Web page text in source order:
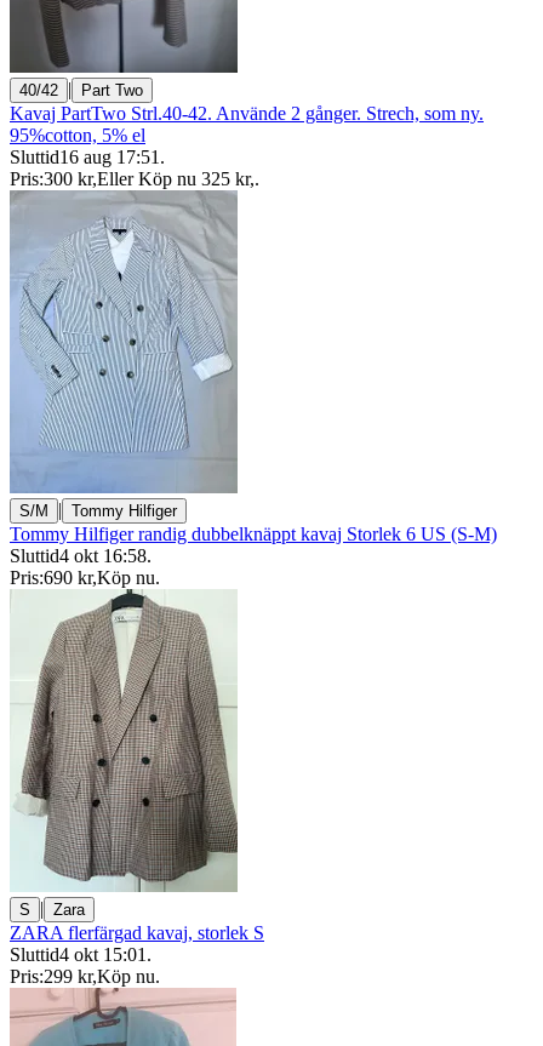
40/42 | Part Two
Kavaj PartTwo Strl.40-42. Använde 2 gånger. Strech, som ny.
95%cotton, 5% el
Sluttid16 aug 17:51 .
Pris:300 kr,Eller Köp nu 325 kr,.
S/M | Tommy Hilfiger
Tommy Hilfiger randig dubbelknäppt kavaj Storlek 6 US (S-M)
Sluttid4 okt 16:58.
Pris:690 kr,Köp nu.
S | Zara
ZARA flerfärgad kavaj, storlek S
Sluttid4 okt 15:01 .
Pris:299 kr,Köp nu.